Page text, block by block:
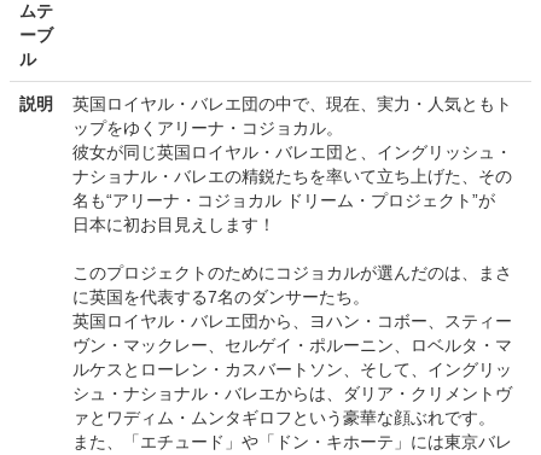
ムテ
ーブ
ル
説明
英国ロイヤル・バレエ団の中で、現在、実力・人気ともト
ップをゆくアリーナ・コジョカル。
彼女が同じ英国ロイヤル・バレエ団と、イングリッシュ・
ナショナル・バレエの精鋭たちを率いて立ち上げた、その
名も“アリーナ・コジョカル ドリーム・プロジェクト”が
日本に初お目見えします！
このプロジェクトのためにコジョカルが選んだのは、まさ
に英国を代表する7名のダンサーたち。
英国ロイヤル・バレエ団から、ヨハン・コボー、スティー
ヴン・マックレー、セルゲイ・ポルーニン、ロベルタ・マ
ルケスとローレン・カスバートソン、そして、イングリッ
シュ・ナショナル・バレエからは、ダリア・クリメントヴ
ァとワディム・ムンタギロフという豪華な顔ぶれです。
また、「エチュード」や「ドン・キホーテ」には東京バレ